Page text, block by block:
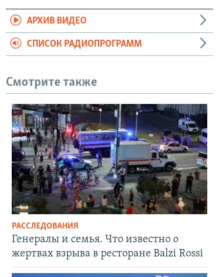
АРХИВ ВИДЕО
СПИСОК РАДИОПРОГРАММ
Смотрите также
РАССЛЕДОВАНИЯ
Генералы и семья. Что известно о
жертвах взрыва в ресторане Balzi Rossi